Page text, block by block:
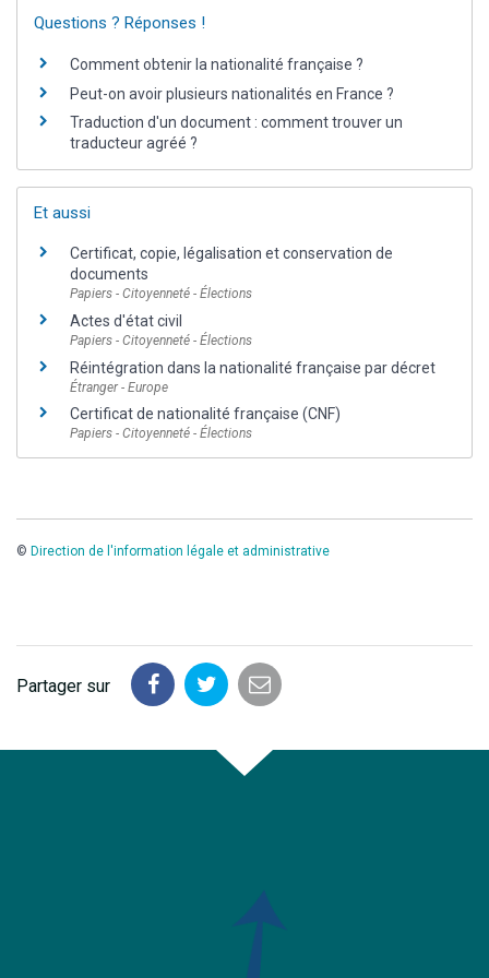
Questions ? Réponses !
Comment obtenir la nationalité française ?
Peut-on avoir plusieurs nationalités en France ?
Traduction d'un document : comment trouver un
traducteur agréé ?
Et aussi
Certificat, copie, légalisation et conservation de
documents
Papiers - Citoyenneté - Élections
Actes d'état civil
Papiers - Citoyenneté - Élections
Réintégration dans la nationalité française par décret
Étranger - Europe
Certificat de nationalité française (CNF)
Papiers - Citoyenneté - Élections
© Direction de l'information légale et administrative
Partager sur
Partager
Facebook
Partager
Twitter
Partager
email